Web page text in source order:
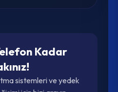
Kadar
sistemleri ve yedek